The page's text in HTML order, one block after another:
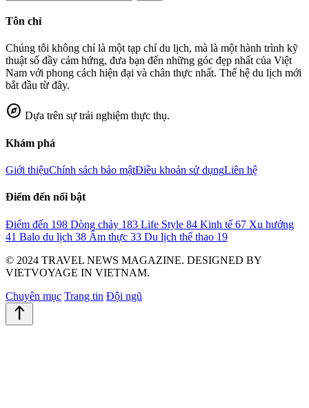
Tôn chỉ
Chúng tôi không chỉ là một tạp chí du lịch, mà là một hành trình kỹ
thuật số đầy cảm hứng, đưa bạn đến những góc đẹp nhất của Việt
Nam với phong cách hiện đại và chân thực nhất. Thế hệ du lịch mới
bắt đầu từ đây.
explore Dựa trên sự trải nghiệm thực thụ.
Khám phá
Giới thiệuChính sách bảo mậtĐiều khoản sử dụngLiên hệ
Điểm đến nổi bật
Điểm đến 198 Dòng chảy 183 Life Style 84 Kinh tế 67 Xu hướng
41 Balo du lịch 38 Ẩm thực 33 Du lịch thể thao 19
© 2024 TRAVEL NEWS MAGAZINE. DESIGNED BY
VIETVOYAGE IN VIETNAM.
Chuyên mục Trang tin Đội ngũ
north